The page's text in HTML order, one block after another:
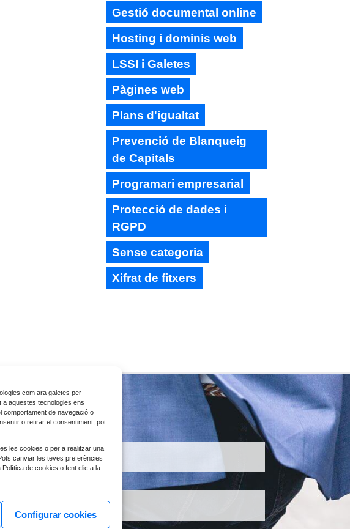
com ara galetes per
a aquestes tecnologies ens
de navegació o
o retirar el consentiment, pot
les cookies o per a realitzar una
canviar les teves preferències
de cookies o fent clic a la
Configurar cookies
Gestió documental online
Hosting i dominis web
LSSI i Galetes
Pàgines web
Plans d'igualtat
Prevenció de Blanqueig
de Capitals
Programari empresarial
Protecció de dades i
RGPD
Sense categoria
Xifrat de fitxers